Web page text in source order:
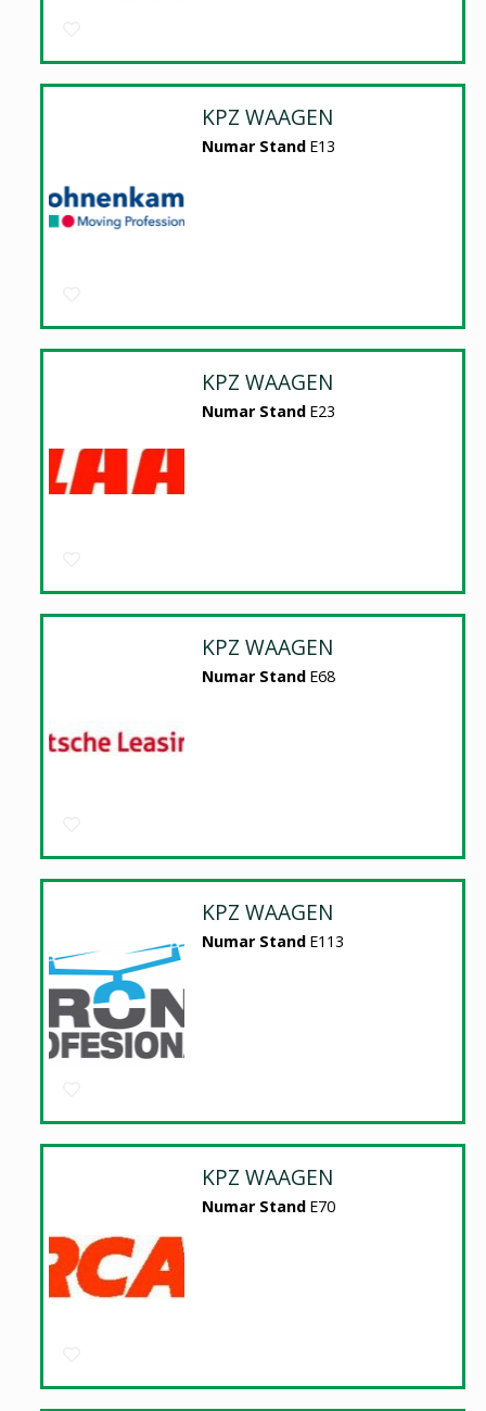
KPZ WAAGEN
Numar Stand E13
KPZ WAAGEN
Numar Stand E23
KPZ WAAGEN
Numar Stand E68
KPZ WAAGEN
Numar Stand E113
KPZ WAAGEN
Numar Stand E70